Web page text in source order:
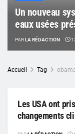
Un nouveau
eaux usées
PARLA RÉDACTION
Accueil Tag
Les USA ont
changements